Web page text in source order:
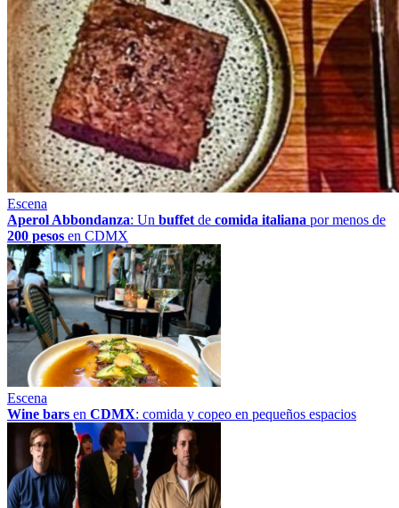
Escena
Aperol Abbondanza: Un buffetde comida italiana por menos de
200 pesos en CDMX
Escena
Wine bars en CDMX: comida y copeo en pequeños espacios